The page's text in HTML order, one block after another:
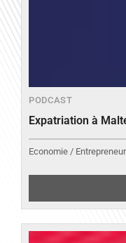
PODCAST
Expatriation à
Economie /